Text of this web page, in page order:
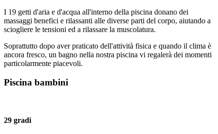
I 19 getti d'aria e d'acqua all'interno della piscina donano dei
massaggi benefici e rilassanti alle diverse parti del corpo, aiutando a
sciogliere le tensioni ed a rilassare la muscolatura.
Soprattutto dopo aver praticato dell'attività fisica e quando il clima è
ancora fresco, un bagno nella nostra piscina vi regalerà dei momenti
particolarmente piacevoli.
Piscina bambini
29 gradi